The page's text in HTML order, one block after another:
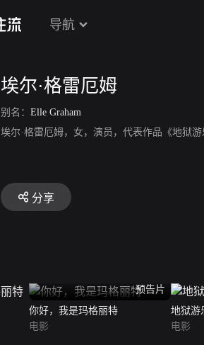
导航
埃尔·格雷厄姆
别名： Elle Graham
埃尔·格雷厄姆，女，演员，代表作品《地狱
分享
预告片
你好，我是玛格丽特
电影
地狱游
电影